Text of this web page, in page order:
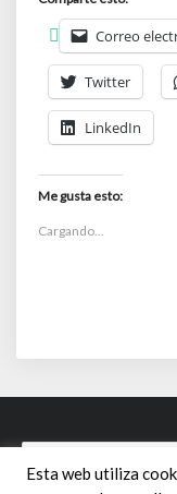
Correo
Twitter
LinkedIn
Me gusta esto:
Cargando...
Search
for:
Esta web utiliza